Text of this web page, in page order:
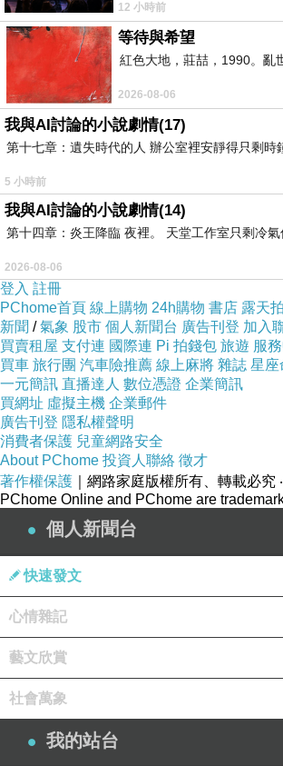
12 小時前
等待與希望
紅色大地，莊喆，1990。亂
2026-08-06
我與AI討論的小說劇情(17)
第十七章：遺失時代的人 辦公室裡安靜得只剩時
5 小時前
我與AI討論的小說劇情(14)
第十四章：炎王降臨 夜裡。 天堂工作室只剩冷
2026-08-06
登入 註冊
PChome首頁 線上購物 24h購物 書店 露天
新聞 /氣象 股市 個人新聞台 廣告刊登 加入
買賣租屋 支付連 國際連 Pi 拍錢包 旅遊 服
買車 旅行團 汽車險推薦 線上麻將 雜誌 星座
一元簡訊 直播達人 數位憑證 企業簡訊
買網址 虛擬主機 企業郵件
廣告刊登 隱私權聲明
消費者保護 兒童網路安全
About PChome 投資人聯絡 徵才
著作權保護 ｜網路家庭版權所有、轉載必究
PChome Online and PChome are
個人新聞台
快速發文
心情雜記
藝文欣賞
社會萬象
我的站台